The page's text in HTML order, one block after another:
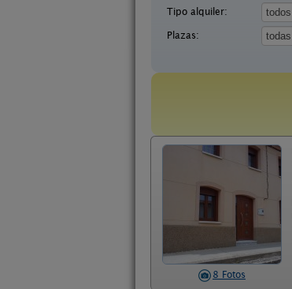
Tipo alquiler:
Plazas:
8 Fotos